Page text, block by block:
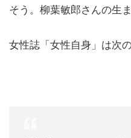
そう。柳葉敏郎さんの生
女性誌「女性自身」は次